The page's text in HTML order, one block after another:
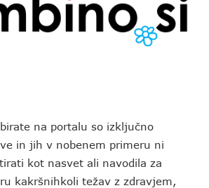
na portalu so izključno
in jih v nobenem primeru ni
kot nasvet ali navodila za
kakršnihkoli težav z zdravjem,